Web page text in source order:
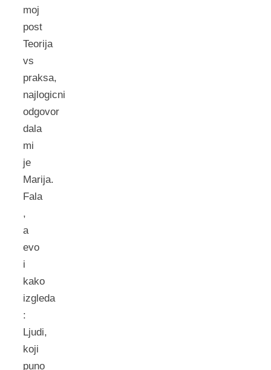
moj
post
Teorija
vs
praksa,
najlogicni
odgovor
dala
mi
je
Marija.
Fala
,
a
evo
i
kako
izgleda
:
Ljudi,
koji
puno